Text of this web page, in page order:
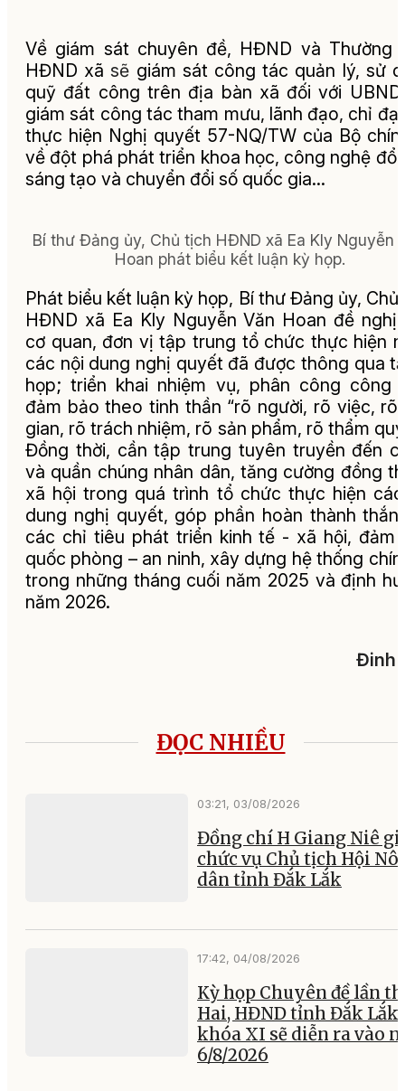
Về giám sát chuyên đề, HĐND và Thường
HĐND xã sẽ giám sát công tác quản lý, sử
quỹ đất công trên địa bàn xã đối với
giám sát công tác tham mưu, lãnh đạo, chỉ
thực hiện Nghị quyết 57-NQ/TW của Bộ
về đột phá phát triển khoa học, công nghệ đổi
sáng tạo và chuyển đổi số quốc gia…
Bí thư Đảng ủy, Chủ tịch HĐND xã Ea Kly Nguyễn
Hoan phát biểu kết luận kỳ họp.
Phát biểu kết luận kỳ họp, Bí thư Đảng ủy, Chủ
HĐND xã Ea Kly Nguyễn Văn Hoan đề nghị
cơ quan, đơn vị tập trung tổ chức thực hiện
các nội dung nghị quyết đã được thông qua
họp; triển khai nhiệm vụ, phân công công
đảm bảo theo tinh thần “rõ người, rõ việc, rõ
gian, rõ trách nhiệm, rõ sản phẩm, rõ thẩm
Đồng thời, cần tập trung tuyên truyền đến
và quần chúng nhân dân, tăng cường đồng
xã hội trong quá trình tổ chức thực hiện
dung nghị quyết, góp phần hoàn thành
các chỉ tiêu phát triển kinh tế - xã hội, đảm
quốc phòng – an ninh, xây dựng hệ thống
trong những tháng cuối năm 2025 và định
năm 2026.
Đinh
ĐỌC NHIỀU
03:21, 03/08/2026
Đồng chí H Giang Niê
chức vụ Chủ tịch Hội
dân tỉnh Đắk Lắk
17:42, 04/08/2026
Kỳ họp Chuyên đề lần
Hai, HĐND tỉnh Đắk Lắk
khóa XI sẽ diễn ra vào
6/8/2026